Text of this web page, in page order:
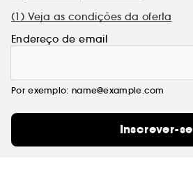
(1) Veja as condições da oferta
Endereço de email
Por exemplo: name@example.com
Inscrever-se